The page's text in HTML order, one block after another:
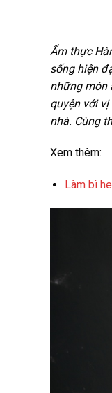
Ẩm thực
sống hiện
những món
quyện với
nhà. Cùng
Xem thêm:
Làm bì